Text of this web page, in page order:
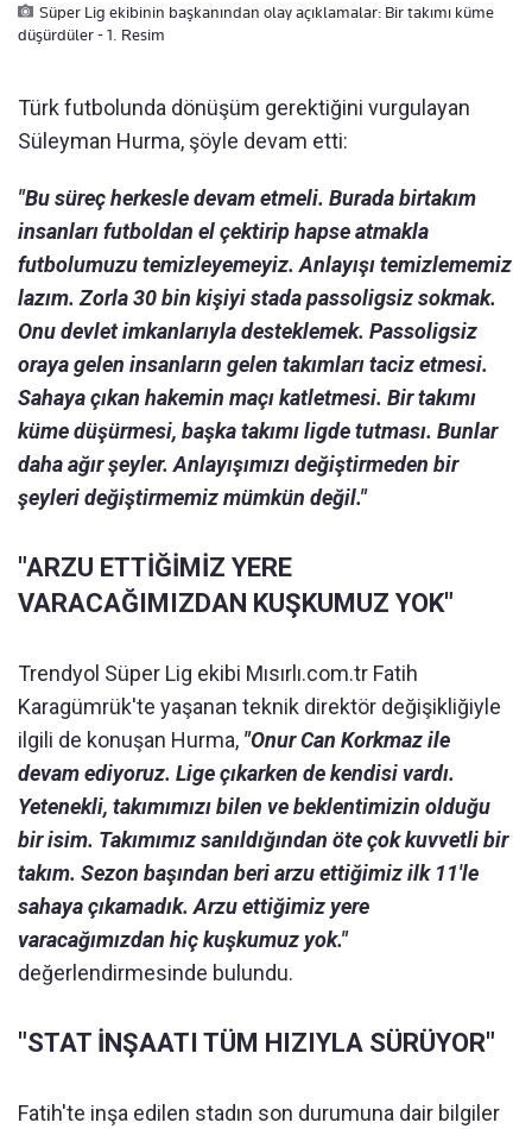
Süper Lig ekibinin başkanından olay açıklamalar: Bir takımı küme
düşürdüler - 1. Resim
Türk futbolunda dönüşüm gerektiğini vurgulayan
Süleyman Hurma, şöyle devam etti:
"Bu süreç herkesle devam etmeli. Burada birtakım
insanları futboldan el çektirip hapse atmakla
futbolumuzu temizleyemeyiz. Anlayışı temizlememiz
lazım. Zorla 30 bin kişiyi stada passoligsiz sokmak.
Onu devlet imkanlarıyla desteklemek. Passoligsiz
oraya gelen insanların gelen takımları taciz etmesi.
Sahaya çıkan hakemin maçı katletmesi. Bir takımı
küme düşürmesi, başka takımı ligde tutması. Bunlar
daha ağır şeyler. Anlayışımızı değiştirmeden bir
şeyleri değiştirmemiz mümkün değil."
"ARZU ETTİĞİMİZ YERE
VARACAĞIMIZDAN KUŞKUMUZ YOK"
Trendyol Süper Lig ekibi Mısırlı.com.tr Fatih
Karagümrük'te yaşanan teknik direktör değişikliğiyle
ilgili de konuşan Hurma, "Onur Can Korkmaz ile
devam ediyoruz. Lige çıkarken de kendisi vardı.
Yetenekli, takımımızı bilen ve beklentimizin olduğu
bir isim. Takımımız sanıldığından öte çok kuvvetli bir
takım. Sezon başından beri arzu ettiğimiz ilk 11'le
sahaya çıkamadık. Arzu ettiğimiz yere
varacağımızdan hiç kuşkumuz yok."
değerlendirmesinde bulundu.
"STAT İNŞAATI TÜM HIZIYLA SÜRÜYOR"
Fatih'te inşa edilen stadın son durumuna dair bilgiler